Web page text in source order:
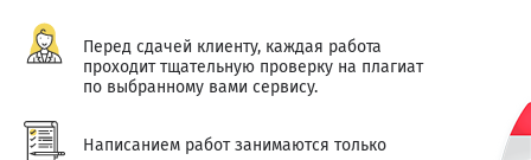
Перед сдачей клиенту, каждая работа
проходит тщательную проверку на плагиат
по выбранному вами сервису.
Написанием работ занимаются только